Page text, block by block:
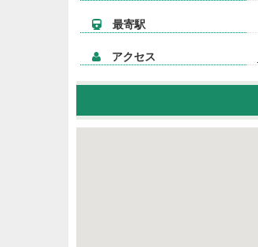
最寄駅
アクセス